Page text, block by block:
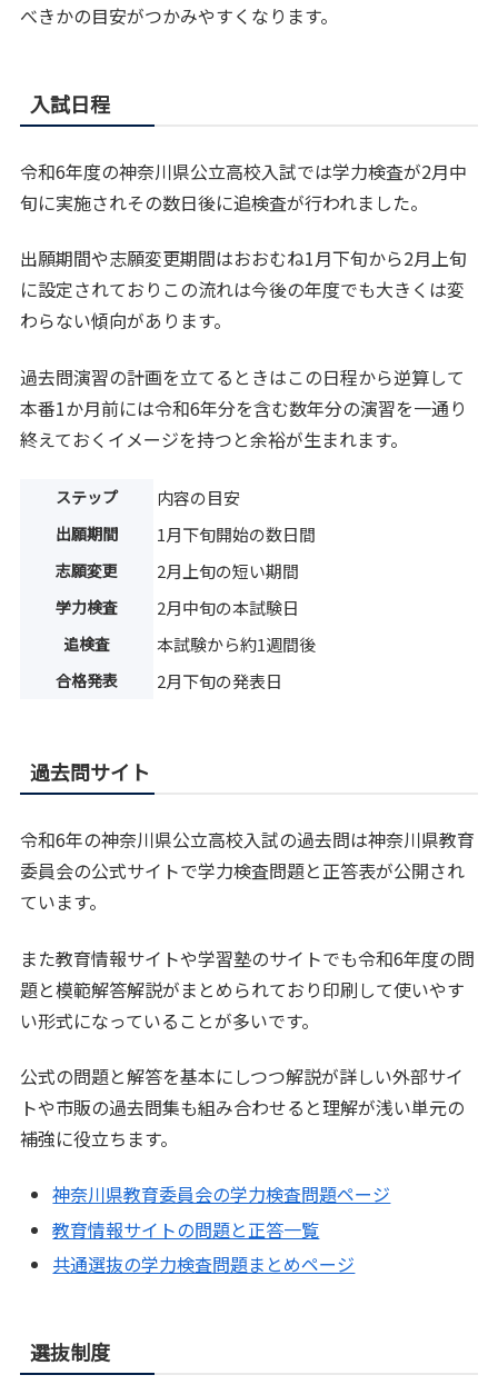
べきかの目安がつかみやすくなります。
入試日程
令和6年度の神奈川県公立高校入試では学力検査が2月中
旬に実施されその数日後に追検査が行われました。
出願期間や志願変更期間はおおむね1月下旬から2月上旬
に設定されておりこの流れは今後の年度でも大きくは変
わらない傾向があります。
過去問演習の計画を立てるときはこの日程から逆算して
本番1か月前には令和6年分を含む数年分の演習を一通り
終えておくイメージを持つと余裕が生まれます。
ステップ 内容の目安
出願期間 1月下旬開始の数日間
志願変更 2月上旬の短い期間
学力検査 2月中旬の本試験日
追検査 本試験から約1週間後
合格発表 2月下旬の発表日
過去問サイト
令和6年の神奈川県公立高校入試の過去問は神奈川県教育
委員会の公式サイトで学力検査問題と正答表が公開され
ています。
また教育情報サイトや学習塾のサイトでも令和6年度の問
題と模範解答解説がまとめられており印刷して使いやす
い形式になっていることが多いです。
公式の問題と解答を基本にしつつ解説が詳しい外部サイ
トや市販の過去問集も組み合わせると理解が浅い単元の
補強に役立ちます。
神奈川県教育委員会の学力検査問題ページ
教育情報サイトの問題と正答一覧
共通選抜の学力検査問題まとめページ
選抜制度